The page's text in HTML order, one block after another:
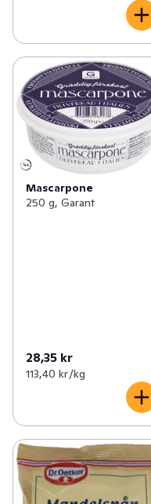
Mascarpone
250 g, Garant
28,35 kr
113,40 kr /kg